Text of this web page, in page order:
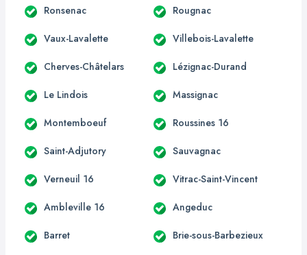
Ronsenac Rougnac
Vaux-Lavalette Villebois-Lavalette
Cherves-Châtelars Lézignac-Durand
Le Lindois Massignac
Montemboeuf Roussines 16
Saint-Adjutory Sauvagnac
Verneuil 16 Vitrac-Saint-Vincent
Ambleville 16 Angeduc
Barret Brie-sous-Barbezieux